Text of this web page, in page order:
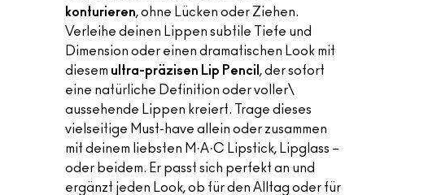
konturieren, ohne Lücken oder Ziehen.
Verleihe deinen Lippen subtile Tiefe und
Dimension oder einen dramatischen Look mit
diesem ultra-präzisen Lip Pencil , der sofort
eine natürliche Definition oder voller\
aussehende Lippen kreiert. Trage dieses
vielseitige Must-have allein oder zusammen
mit deinem liebsten M·A·C Lipstick, Lipglass –
oder beidem. Er passt sich perfekt an und
ergänzt jeden Look, ob für den Alltag oder für